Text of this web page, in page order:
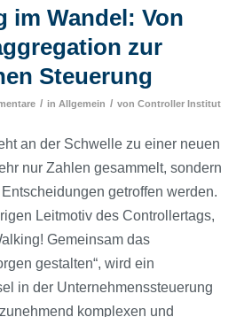
im Wandel: Von
zur
Steuerung
/ in Allgemein / von Controller Institut
an der Schwelle zu einer neuen
nur Zahlen gesammelt, sondern
getroffen werden.
Leitmotiv des Controllertags,
Gemeinsam das
gestalten“, wird ein
in der Unternehmenssteuerung
komplexen und